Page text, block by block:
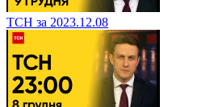
ТСН за 2023.12.08